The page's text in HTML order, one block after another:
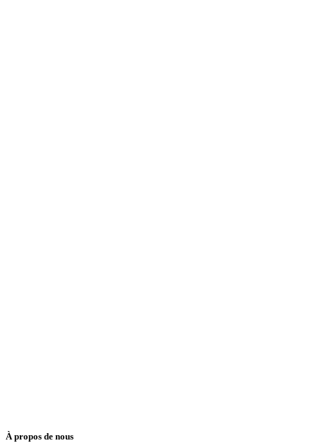
À propos de nous